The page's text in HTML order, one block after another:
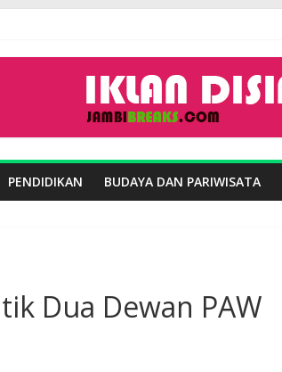
PENDIDIKAN BUDAYA DAN PARIWISATA
Dua Dewan PAW